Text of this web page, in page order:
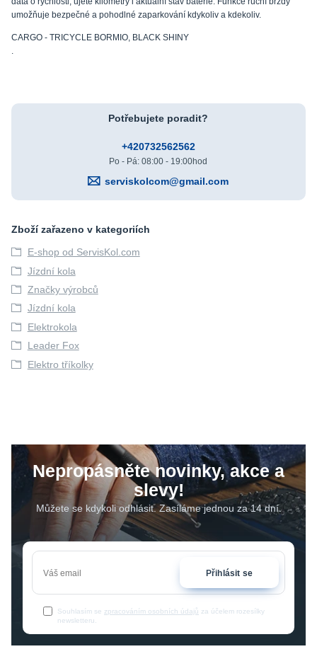
umožňuje bezpečné a pohodlné zaparkování kdykoliv a kdekoliv.
CARGO - TRICYCLE BORMIO, BLACK SHINY
Potřebujete poradit?
+420732562562
Po - Pá: 08:00 - 19:00hod
serviskolcom@gmail.com
Zboží zařazeno v kategoriích
E-shop od ServisKol.com
Jízdní kola
Značky výrobců
Jízdní kola
Elektrokola
Leader Fox
Elektro tříkolky
Nepropásněte novinky, akce a
slevy!
Můžete se kdykoli odhlásit. Zasíláme jednou za 14 dní.
Přihlásit se
Souhlasím se zpracováním osobních údajů za účelem rozesílky
newsletteru.